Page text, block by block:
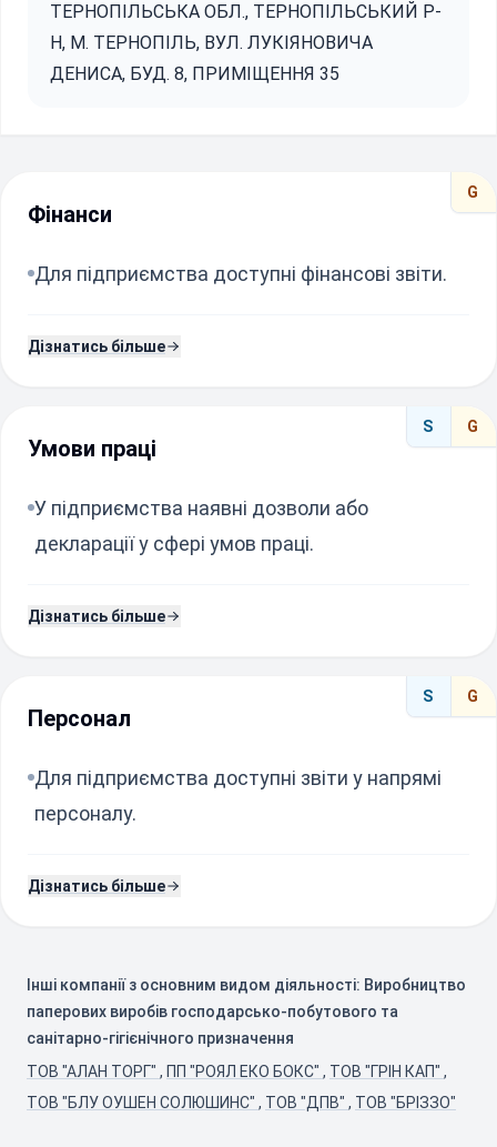
ТЕРНОПІЛЬСЬКА ОБЛ., ТЕРНОПІЛЬСЬКИЙ Р-
Н, М. ТЕРНОПІЛЬ, ВУЛ. ЛУКІЯНОВИЧА
ДЕНИСА, БУД. 8, ПРИМІЩЕННЯ 35
G
Фінанси
Для підприємства доступні фінансові звіти.
Дізнатись більше
S G
Умови праці
У підприємства наявні дозволи або
декларації у сфері умов праці.
Дізнатись більше
S G
Персонал
Для підприємства доступні звіти у напрямі
персоналу.
Дізнатись більше
Інші компанії з основним видом діяльності: Виробництво
паперових виробів господарсько-побутового та
санітарно-гігієнічного призначення
ТОВ "АЛАН ТОРГ" , ПП "РОЯЛ ЕКО БОКС" , ТОВ "ГРІН КАП" ,
ТОВ "БЛУ ОУШЕН СОЛЮШИНС" , ТОВ "ДПВ" , ТОВ "БРІЗЗО"